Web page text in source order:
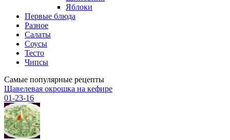
Яблоки
Первые блюда
Разное
Салаты
Соусы
Тесто
Чипсы
Самые популярные рецепты
Щавелевая окрошка на кефире
01-23-16